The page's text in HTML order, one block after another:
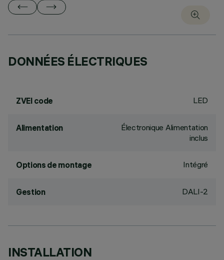
DONNÉES ÉLECTRIQUES
ZVEI code LED
Alimentation
Électronique Alimentation
inclus
Options de montage Intégré
Gestion DALI-2
INSTALLATION